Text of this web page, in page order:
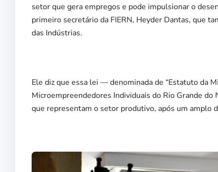
setor que gera empregos e pode impulsionar o
primeiro secretário da FIERN, Heyder Dantas, que
das Indústrias.
Ele diz que essa lei — denominada de “Estatuto da
Microempreendedores Individuais do Rio Grande
que representam o setor produtivo, após um amplo